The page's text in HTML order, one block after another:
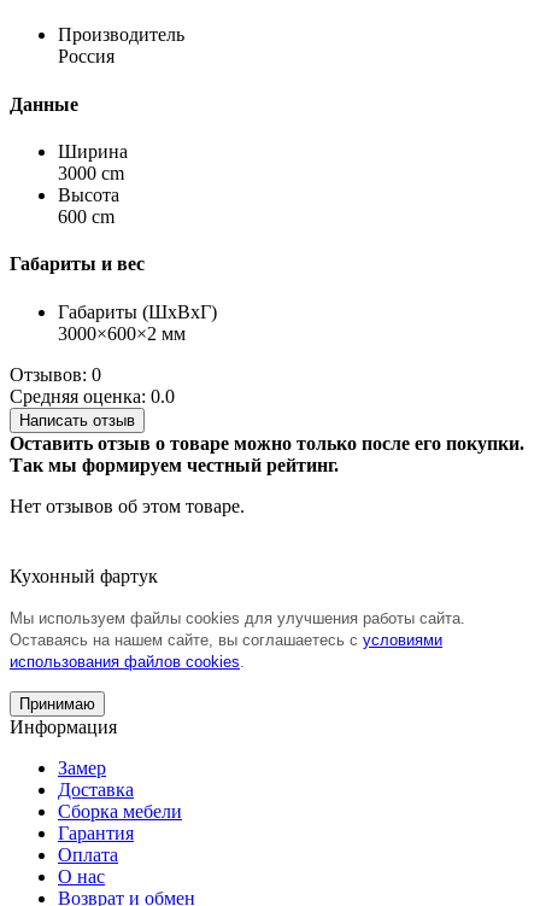
Производитель
Россия
Данные
Ширина
3000 cm
Высота
600 cm
Габариты и вес
Габариты (ШхВхГ)
3000×600×2 мм
Отзывов: 0
Средняя оценка: 0.0
Написать отзыв
Оставить отзыв о товаре можно только после его покупки.
Так мы формируем честный рейтинг.
Нет отзывов об этом товаре.
Кухонный фартук
Мы используем файлы cookies для улучшения работы сайта.
Оставаясь на нашем сайте, вы соглашаетесь с условиями
использования файлов cookies
Принимаю
Информация
Замер
Доставка
Сборка мебели
Гарантия
Оплата
О нас
Возврат и обмен